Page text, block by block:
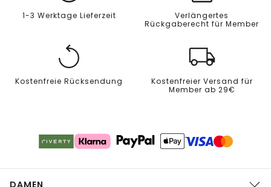
1-3 Werktage Lieferzeit
Verlängertes
Rückgaberecht für Member
Kostenfreie Rücksendung
Kostenfreier Versand für
Member ab 29€
DAMEN